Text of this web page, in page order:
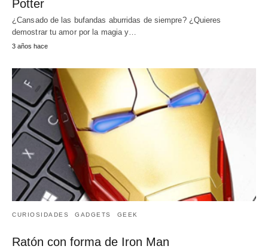
Potter
¿Cansado de las bufandas aburridas de siempre? ¿Quieres
demostrar tu amor por la magia y…
3 años hace
CURIOSIDADES GADGETS GEEK
Ratón con forma de Iron Man